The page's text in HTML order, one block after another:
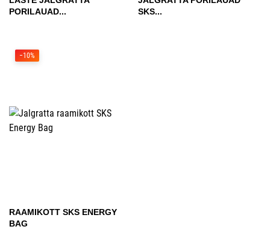
PORILAUAD...
SKS...
RAAMIKOTT SKS ENERGY
BAG
−10%